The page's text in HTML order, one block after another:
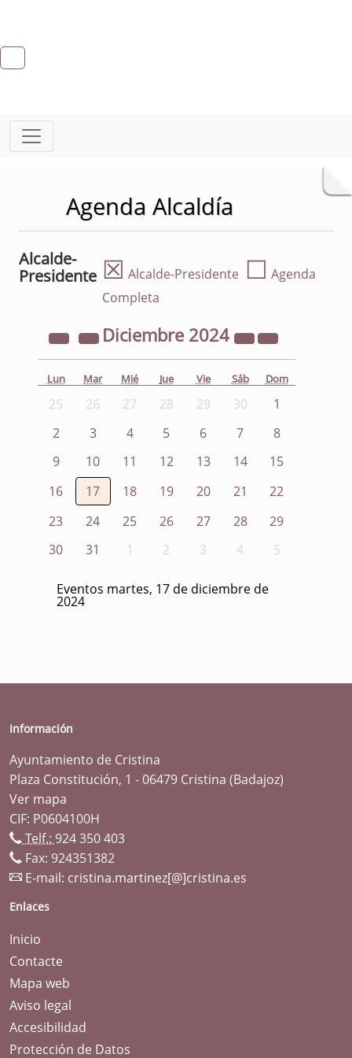
Agenda Alcaldía
Alcalde-
Presidente ☒ Alcalde-Presidente ☐ Agenda
Completa
Diciembre 2024
Lun Mar Mié Jue Vie Sáb Dom
25 26 27 28 29 30
1
2
3 4 5 6 7
8
9
10 11 12 13 14
15
16
17 18 19 20 21
22
23
24 25 26 27 28
29
30
31 1 2 3 4 5
Eventos martes, 17 de diciembre de
2024
Información
Ayuntamiento de Cristina
Plaza Constitución, 1 - 06479 Cristina (Badajoz)
Ver mapa
CIF: P0604100H
Telf.: 924 350 403
Fax: 924351382
E-mail: cristina.martinez[@]cristina.es
Enlaces
Inicio
Contacte
Mapa web
Aviso legal
Accesibilidad
Protección de Datos